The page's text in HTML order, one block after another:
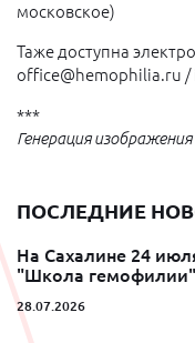
московское)
Таже доступна
office@hemophilia.ru
***
Генерация
ПОСЛЕДНИЕ
На Сахалине 24
"Школа гемофилии"
28.07.2026